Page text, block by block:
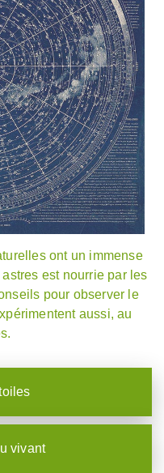
ont un immense
est nourrie par les
pour observer le
aussi, au
vivant